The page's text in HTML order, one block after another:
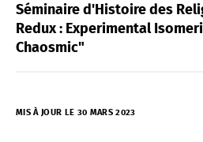
Séminaire d'Histoire des
Redux : Experimental
Chaosmic"
MIS À JOUR LE 30 MARS 2023